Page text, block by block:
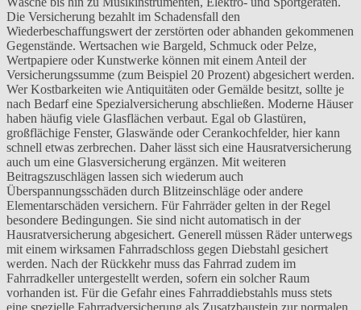
Die Versicherung bezahlt im Schadensfall den
Wiederbeschaffungswert der zerstörten oder abhanden gekommenen
Gegenstände. Wertsachen wie Bargeld, Schmuck oder Pelze,
Wertpapiere oder Kunstwerke können mit einem Anteil der
Versicherungssumme (zum Beispiel 20 Prozent) abgesichert werden.
Wer Kostbarkeiten wie Antiquitäten oder Gemälde besitzt, sollte je
nach Bedarf eine Spezialversicherung abschließen. Moderne Häuser
haben häufig viele Glasflächen verbaut. Egal ob Glastüren,
großflächige Fenster, Glaswände oder Cerankochfelder, hier kann
schnell etwas zerbrechen. Daher lässt sich eine Hausratversicherung
auch um eine Glasversicherung ergänzen. Mit weiteren
Beitragszuschlägen lassen sich wiederum auch
Überspannungsschäden durch Blitzeinschläge oder andere
Elementarschäden versichern. Für Fahrräder gelten in der Regel
besondere Bedingungen. Sie sind nicht automatisch in der
Hausratversicherung abgesichert. Generell müssen Räder unterwegs
mit einem wirksamen Fahrradschloss gegen Diebstahl gesichert
werden. Nach der Rückkehr muss das Fahrrad zudem im
Fahrradkeller untergestellt werden, sofern ein solcher Raum
vorhanden ist. Für die Gefahr eines Fahrraddiebstahls muss stets
eine spezielle Fahrradversicherung als Zusatzbaustein zur normalen